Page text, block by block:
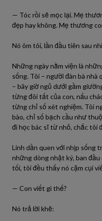
— Tóc rồi sẽ mọc lại. Mẹ
đẹp hay không. Mẹ thương
Nó ôm tôi, lần đầu tiên sau
Những ngày nằm viện là
sống. Tôi – người đàn bà nhà
– bây giờ ngủ dưới gầm
từng đôi tất của con, nấu
từng chỉ số xét nghiệm. Tôi
bào, chỉ số bạch cầu như
đi học bác sĩ từ nhỏ, chắc tôi
Linh dần quen với nhịp sống
những dòng nhật ký, ban
tối, tôi đều thấy nó cặm cụi
— Con viết gì thế?
Nó trả lời khẽ: